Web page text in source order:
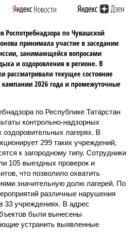
Роспотребнадзора по Чувашской
принимала участие в заседании
занимающейся вопросами
и оздоровления в регионе. В
рассматривали текущее состояние
кампании 2026 года и промежуточные
по Республике Татарстан
контрольно-надзорных
оздоровительных лагерях. В
299 таких учреждений,
к загородному типу. Сотрудники
105 выездных проверок и
что позволило охватить
значительную долю лагерей. По
различные нарушения
33 учреждениях. В адрес
были вынесены
устранить выявленные